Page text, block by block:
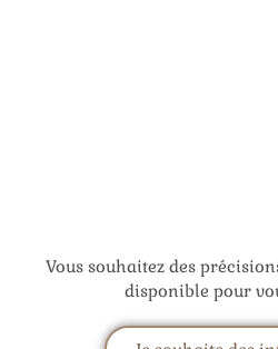
Vous souhaitez des
disponible pour